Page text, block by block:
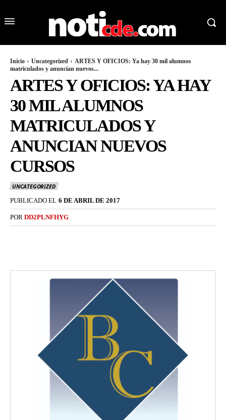
Inicio Uncategorized
ARTES Y OFICIOS: Ya hay 30 mil alumnos
matriculados y anuncian nuevos...
ARTES Y OFICIOS: YA HAY
30 MIL ALUMNOS
MATRICULADOS Y
ANUNCIAN NUEVOS
CURSOS
UNCATEGORIZED
PUBLICADO EL 6 DE ABRIL DE 2017
POR DD2PLNFHYG